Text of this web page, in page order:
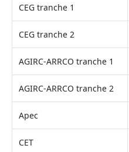
CEG tranche 1
CEG tranche 2
AGIRC-ARRCO tranche 1
AGIRC-ARRCO tranche 2
Apec
CET